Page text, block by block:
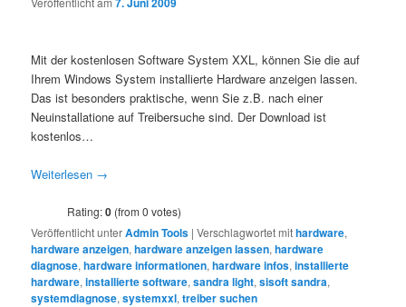
Mit der kostenlosen Software System XXL, können Sie die auf
Ihrem Windows System installierte Hardware anzeigen lassen.
Das ist besonders praktische, wenn Sie z.B. nach einer
Neuinstallatione auf Treibersuche sind. Der Download ist
kostenlos…
Weiterlesen →
Rating:0 (from 0 votes)
Veröffentlicht unterAdmin Tools |Verschlagwortet mithardware,
hardware anzeigen,hardware anzeigen lassen,hardware
diagnose,hardware informationen,hardware infos,installierte
hardware,installierte software,sandra light,sisoft sandra,
systemdiagnose,systemxxl,treiber suchen